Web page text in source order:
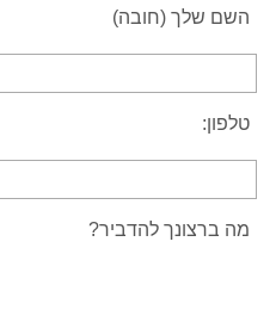
השם שלך (חובה)
טלפון:
מה ברצונך להדביר?